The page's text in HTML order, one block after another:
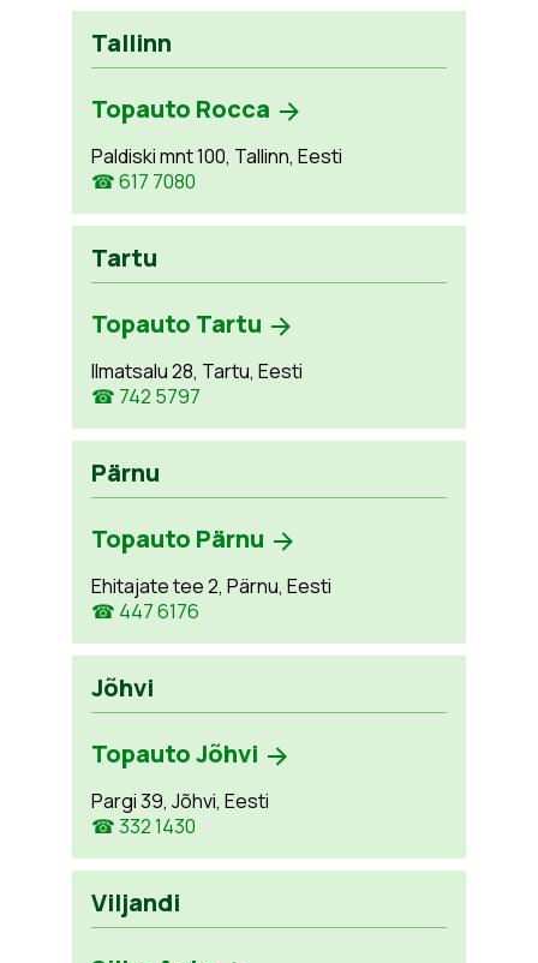
Tallinn
Topauto Rocca
Paldiski mnt 100, Tallinn, Eesti
☎ 617 7080
Tartu
Topauto Tartu
Ilmatsalu 28, Tartu, Eesti
☎ 742 5797
Pärnu
Topauto Pärnu
Ehitajate tee 2, Pärnu, Eesti
☎ 447 6176
Jõhvi
Topauto Jõhvi
Pargi 39, Jõhvi, Eesti
☎ 332 1430
Viljandi